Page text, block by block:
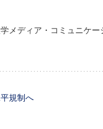
メディア・コミュニケ
規制へ